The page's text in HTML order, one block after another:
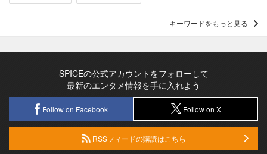
キーワードをもっと見る
SPICEの公式アカウントをフォローして
最新のエンタメ情報を手に入れよう
Follow on Facebook Follow on X
RSSフィードの購読はこちら